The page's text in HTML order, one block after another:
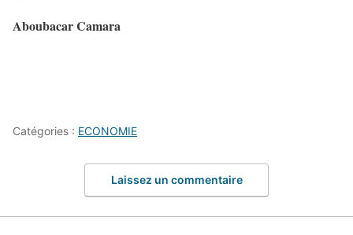
Aboubacar Camara
Catégories : ECONOMIE
Laissez un commentaire